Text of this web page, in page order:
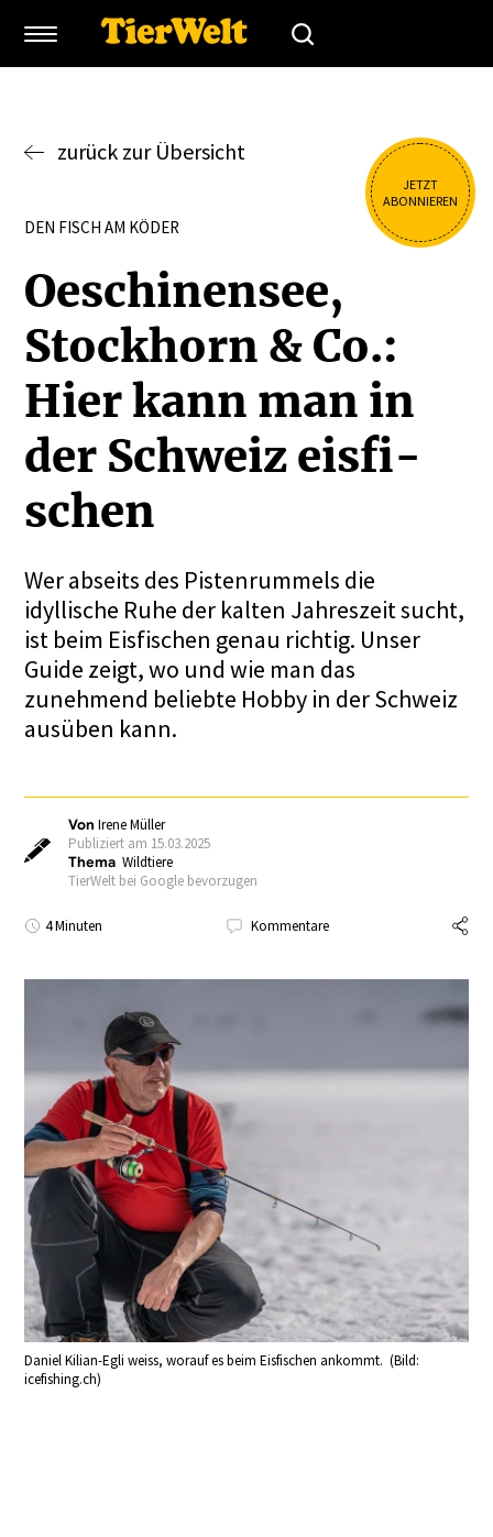
JETZT
ABONNIEREN
zurück zur Übersicht
DEN FISCH AM KÖDER
Oeschi­nensee,
Stockhorn & Co.:
Hier kann man in
der Schweiz eisfi­
schen
Wer abseits des Pistenrummels die
idyllische Ruhe der kalten Jahreszeit sucht,
ist beim Eisfischen genau richtig. Unser
Guide zeigt, wo und wie man das
zunehmend beliebte Hobby in der Schweiz
ausüben kann.
VonIrene Müller
Publiziert am 15.03.2025
Thema Wildtiere
TierWelt bei Google bevorzugen
4 Minuten Kommentare
Daniel Kilian-Egli weiss, worauf es beim Eisfischen ankommt. (Bild:
icefishing.ch)